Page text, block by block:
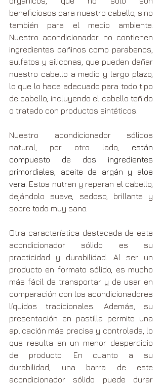
beneficiosos para nuestro cabello, sino
también para el medio ambiente.
Nuestro acondicionador no contienen
ingredientes dañinos como parabenos,
sulfatos y siliconas, que pueden dañar
nuestro cabello a medio y largo plazo,
lo que lo hace adecuado para todo tipo
de cabello, incluyendo el cabello teñido
o tratado con productos sintéticos.
Nuestro acondicionador sólidos
natural, por otro lado, están
compuesto de dos ingredientes
primordiales, aceite de argán y aloe
vera. Estos nutren y reparan el cabello,
dejándolo suave, sedoso, brillante y
sobre todo muy sano.
Otra característica destacada de este
acondicionador sólido es su
practicidad y durabilidad. Al ser un
producto en formato sólido, es mucho
más fácil de transportar y de usar en
comparación con los acondicionadores
líquidos tradicionales. Además, su
presentación en pastilla permite una
aplicación más precisa y controlada, lo
que resulta en un menor desperdicio
de producto. En cuanto a su
durabilidad, una barra de este
acondicionador sólido puede durar